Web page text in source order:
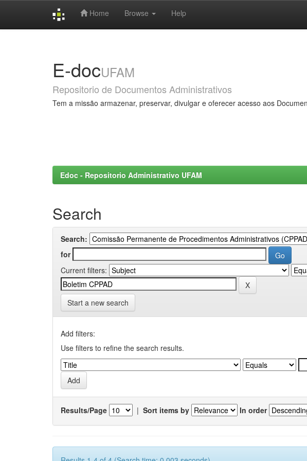
Home Browse Help
E-docUFAM
Repositorio de Documentos Administrativos
Tem a missão armazenar, preservar, divulgar e oferecer acesso aos
Edoc - Repositorio Administrativo UFAM
Search
Search:
for
Current filters:
Start a new search
Add filters:
Use filters to refine the search results.
Results/Page | Sort items by In order